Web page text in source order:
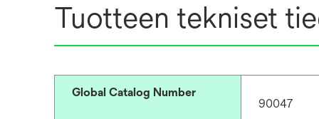
Tuotteen tekniset
Global Catalog Number
90047